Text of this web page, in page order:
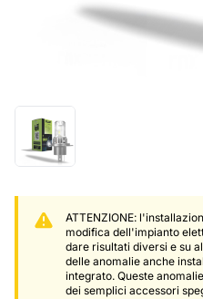
ATTENZIONE:
modifica dell'impianto
dare risultati diversi e su
delle anomalie anche
integrato. Queste
dei semplici accessori